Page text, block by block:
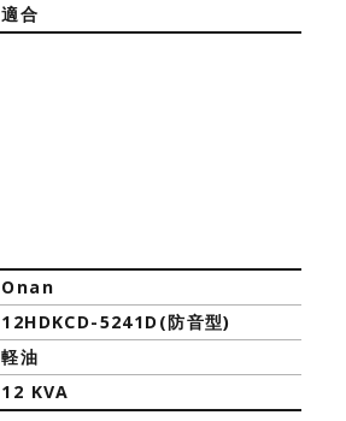
適合
Onan
12HDKCD-5241D(防音型)
軽油
12 KVA